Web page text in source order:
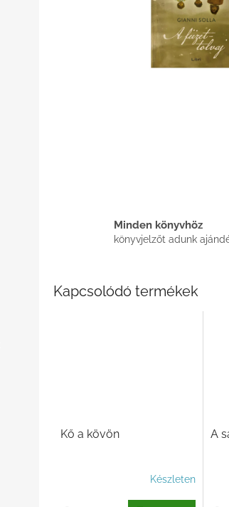
Minden könyvhöz
könyvjelzőt adunk
Kapcsolódó termékek
Kő a kövön
Készleten
A